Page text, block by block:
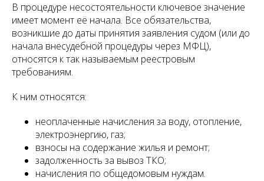
В процедуре несостоятельности ключевое значение
имеет момент её начала. Все обязательства,
возникшие до даты принятия заявления судом (или до
начала внесудебной процедуры через МФЦ),
относятся к так называемым реестровым
требованиям.
К ним относятся:
неоплаченные начисления за воду, отопление,
электроэнергию, газ;
взносы на содержание жилья и ремонт;
задолженность за вывоз ТКО;
начисления по общедомовым нуждам.